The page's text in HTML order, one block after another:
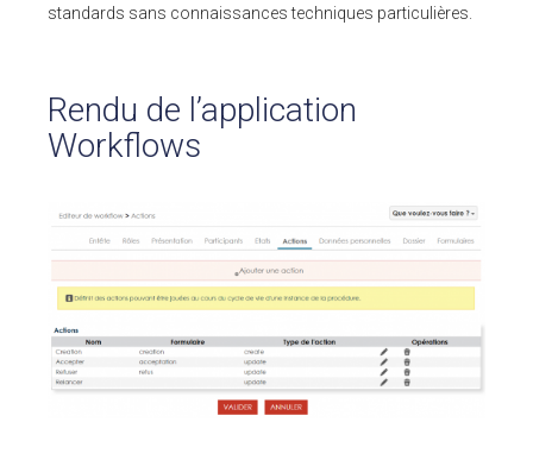
standards sans connaissances techniques particulières.
Rendu de l’application
Workflows